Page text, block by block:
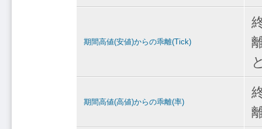
期間高値(安値)からの乖離(Tick)
期間高値(高値)からの乖離(率)